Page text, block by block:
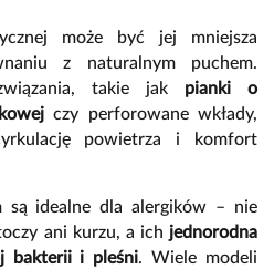
może być jej mniejsza
z naturalnym puchem.
takie jak pianki o
czy perforowane wkłady,
powietrza i komfort
są idealne dla alergików – nie
ani kurzu, a ich jednorodna
bakterii i pleśni. Wiele modeli